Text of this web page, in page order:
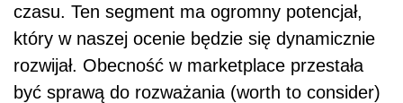
czasu. Ten segment ma ogromny potencjał,
który w naszej ocenie będzie się dynamicznie
rozwijał. Obecność w marketplace przestała
być sprawą do rozważania (worth to consider)